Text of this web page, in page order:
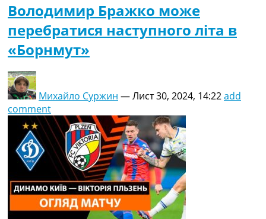
Володимир Бражко може
перебратися наступного літа в
«Борнмут»
Михайло Суржин —Лист 30, 2024, 14:22add
comment